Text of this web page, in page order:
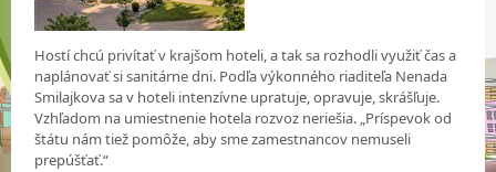
Hostí chcú privítať v krajšom hoteli, a tak sa rozhodli využiť čas a
naplánovať si sanitárne dni. Podľa výkonného riaditeľa Nenada
Smilajkova sa v hoteli intenzívne upratuje, opravuje, skrášľuje.
Vzhľadom na umiestnenie hotela rozvoz neriešia. „Príspevok od
štátu nám tiež pomôže, aby sme zamestnancov nemuseli
prepúšťať.“